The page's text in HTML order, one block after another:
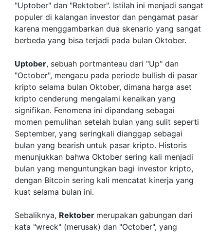
"Uptober" dan "Rektober". Istilah ini menjadi sangat
populer di kalangan investor dan pengamat pasar
karena menggambarkan dua skenario yang sangat
berbeda yang bisa terjadi pada bulan Oktober.
Uptober, sebuah portmanteau dari "Up" dan
"October", mengacu pada periode bullish di pasar
kripto selama bulan Oktober, dimana harga aset
kripto cenderung mengalami kenaikan yang
signifikan. Fenomena ini dipandang sebagai
momen pemulihan setelah bulan yang sulit seperti
September, yang seringkali dianggap sebagai
bulan yang bearish untuk pasar kripto. Historis
menunjukkan bahwa Oktober sering kali menjadi
bulan yang menguntungkan bagi investor kripto,
dengan Bitcoin sering kali mencatat kinerja yang
kuat selama bulan ini.
Sebaliknya, Rektober merupakan gabungan dari
kata "wreck" (merusak) dan "October", yang